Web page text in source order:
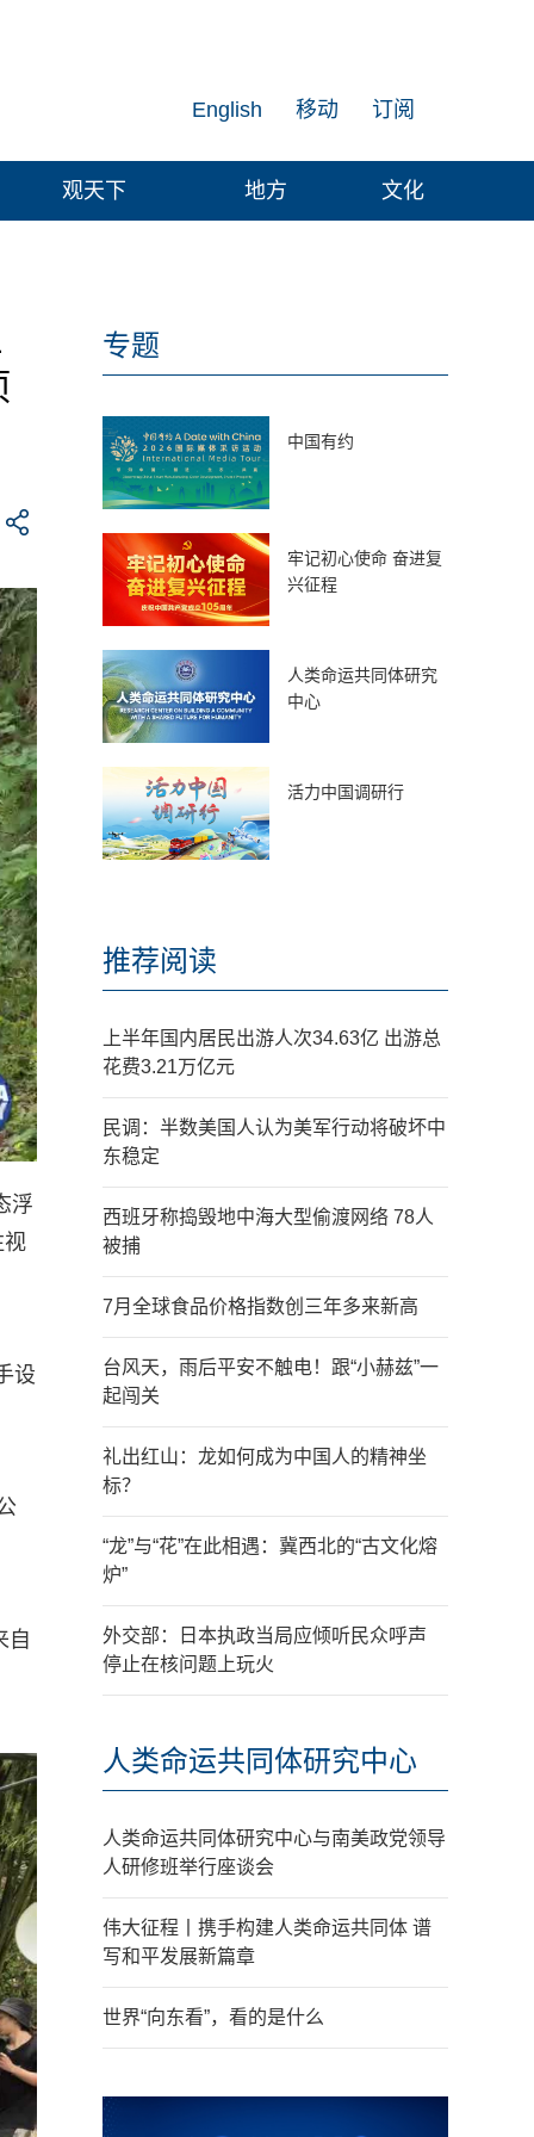
订阅
移动
English
观天下 地方 文化
浮
视
设
自
专题
中国有约
牢记初心使命 奋进复
兴征程
人类命运共同体研究
中心
活力中国调研行
推荐阅读
上半年国内居民出游人次34.63亿 出游总
花费3.21万亿元
民调：半数美国人认为美军行动将破坏中
东稳定
西班牙称捣毁地中海大型偷渡网络 78人
被捕
7月全球食品价格指数创三年多来新高
台风天，雨后平安不触电！跟“小赫兹”一
起闯关
礼出红山：龙如何成为中国人的精神坐
标？
“龙”与“花”在此相遇：冀西北的“古文化熔
炉”
外交部：日本执政当局应倾听民众呼声
停止在核问题上玩火
人类命运共同体研究中心
人类命运共同体研究中心与南美政党领导
人研修班举行座谈会
伟大征程丨携手构建人类命运共同体 谱
写和平发展新篇章
世界“向东看”，看的是什么